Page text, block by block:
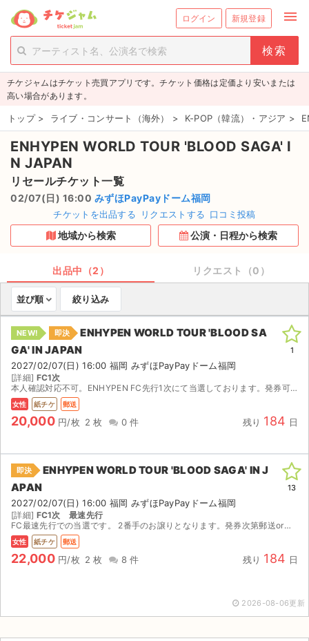
ログイン 新規登録 menu
person_add 新規会員登録
チケットを探す
新着チケット
値下げしたチケット
都道府県からチケットを探す
もうすぐ開催のチケット
チケットのリクエスト一覧
取扱チケット
ライブ・コンサート（国内）
ライブ・コンサート（海外）
イベント
スポーツ
演劇・ミュージカル
ご利用ガイド
ご利用ガイド
手数料・お支払い方法
AIに質問する
チケジャムはチケット売買アプリです。チケット価格は定価より安いまたは
高い場合があります。
トップ > ライブ・コンサート（海外） > K-POP（韓流）・アジア >
ENHYPEN WORLD TOUR 'BLOOD SAGA' I
N JAPAN
リセールチケット一覧
02/07(日) 16:00 みずほPayPayドーム福岡
チケットを出品する リクエストする 口コミ投稿
地域から検索 公演・日程から検索
出品中（2） リクエスト（0）
並び順 絞り込み
NEW! 即決
ENHYPEN WORLD TOUR 'BLOOD SA
GA' IN JAPAN
2027/02/07(日) 16:00 福岡 みずほPayPayドーム福岡
[詳細] FC1次
本人確認対応不可。ENHYPEN FC先行1次にて当選しております。発券可能になりましたら、発券番号提示しご自身で発券していただくか、こちらが発券後郵送させていただきます。
女性 紙チケ 郵送
20,000 円/枚 2 枚 0 件 残り 184 日
1
即決
ENHYPEN WORLD TOUR 'BLOOD SAGA' IN J
APAN
2027/02/07(日) 16:00 福岡 みずほPayPayドーム福岡
[詳細] FC1次 最速先行
FC最速先行での当選です。 2番手のお譲りとなります。発券次第郵送or現地手渡しで考えています。 本人確認要相談。対応する場合本人確認は日本人女性のみ対応可能です。 発券当日に発送予定です。 当...
女性 紙チケ 郵送
22,000 円/枚 2 枚 8 件 残り 184 日
13
2026-08-06更新